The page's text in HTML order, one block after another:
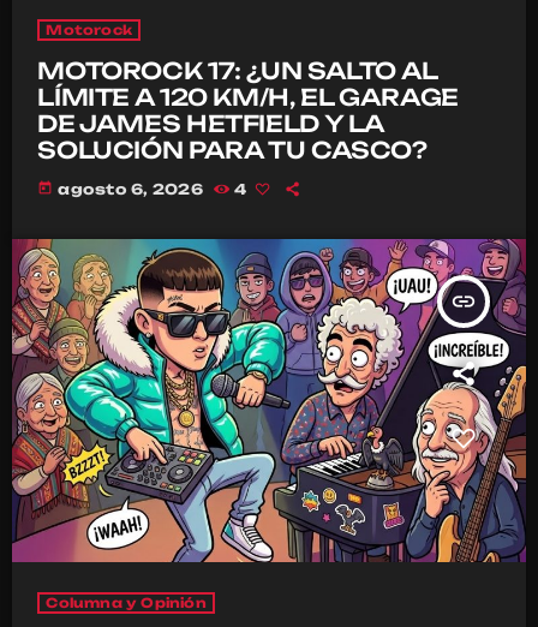
Motorock
MOTOROCK 17: ¿UN SALTO AL
LÍMITE A 120 KM/H, EL GARAGE
DE JAMES HETFIELD Y LA
SOLUCIÓN PARA TU CASCO?
today agosto 6, 2026 4
insert_link
Columna y Opinión